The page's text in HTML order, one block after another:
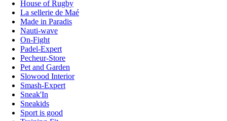
House of Rugby
La sellerie de Maé
Made in Paradis
Nauti-wave
On-Fight
Padel-Expert
Pecheur-Store
Pet and Garden
Slowood Interior
Smash-Expert
Sneak'In
Sneakids
Sport is good